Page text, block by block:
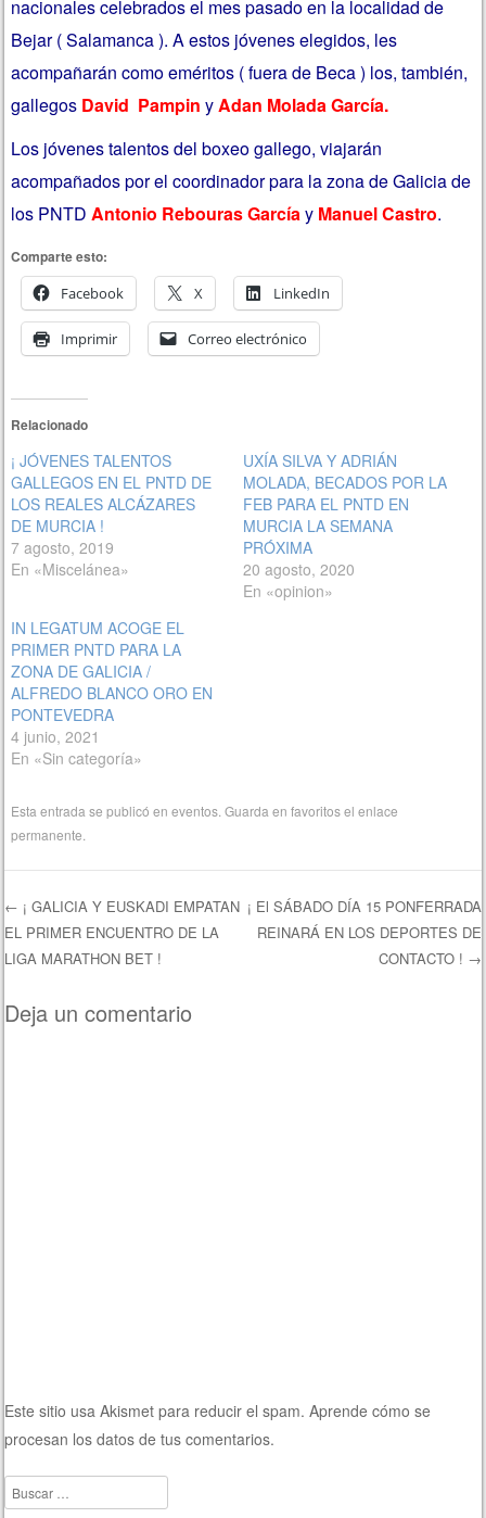
nacionales celebrados el mes pasado en la localidad de
Bejar ( Salamanca ). A estos jóvenes elegidos, les
acompañarán como eméritos ( fuera de Beca ) los, también,
gallegos David Pampin yAdan Molada García.
Los jóvenes talentos del boxeo gallego, viajarán
acompañados por el coordinador para la zona de Galicia de
los PNTDAntonio Rebouras Garcíay Manuel Castro.
Comparte esto:
Facebook
X LinkedIn
Imprimir Correo electrónico
Relacionado
¡ JÓVENES TALENTOS
GALLEGOS EN EL PNTD DE
LOS REALES ALCÁZARES
DE MURCIA !
7 agosto, 2019
En «Miscelánea»
UXÍA SILVA Y ADRIÁN
MOLADA, BECADOS POR LA
FEB PARA EL PNTD EN
MURCIA LA SEMANA
PRÓXIMA
20 agosto, 2020
En «opinion»
IN LEGATUM ACOGE EL
PRIMER PNTD PARA LA
ZONA DE GALICIA /
ALFREDO BLANCO ORO EN
PONTEVEDRA
4 junio, 2021
En «Sin categoría»
Esta entrada se publicó eneventos . Guarda en favoritos elenlace
permanente
Navegación de entradas
← ¡ GALICIA Y EUSKADI EMPATAN
EL PRIMER ENCUENTRO DE LA
LIGA MARATHON BET !
¡ El SÁBADO DÍA 15 PONFERRADA
REINARÁ EN LOS DEPORTES DE
CONTACTO ! →
Deja un comentario
Este sitio usa Akismet para reducir el spam.Aprende cómo se
procesan los datos de tus comentarios.
Buscar